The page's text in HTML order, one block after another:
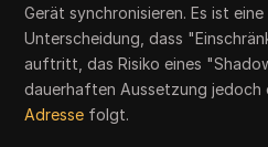
Gerät synchronisieren. Es ist
Unterscheidung, dass
auftritt, das Risiko eines
dauerhaften Aussetzung
Adresse folgt.